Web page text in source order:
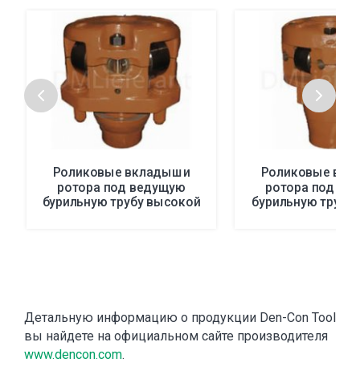
Роликовые вкладыши
ротора под ведущую
бурильную трубу высокой
Роликовые
ротора под
бурильную трубу
Детальную информацию о продукции Den-Con Tool
вы найдете на официальном сайте производителя
www.dencon.com.